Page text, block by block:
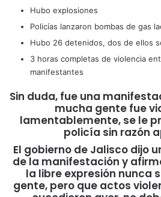
Hubo explosiones
Policías lanzaron bombas de gas
Hubo 26 detenidos, dos de ellos
3 horas completas de violencia
manifestantes
Sin duda, fue una
mucha gente fue
lamentablemente, se le
policía sin razón
El gobierno de Jalisco dijo
de la manifestación y
la libre expresión nunca
gente, pero que actos